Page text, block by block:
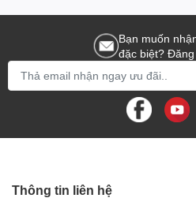
Bạn muốn
đặc biệt? Đăng
Thông tin liên hệ